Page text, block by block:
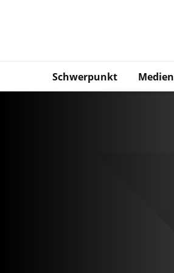
Schwerpunkt Medien